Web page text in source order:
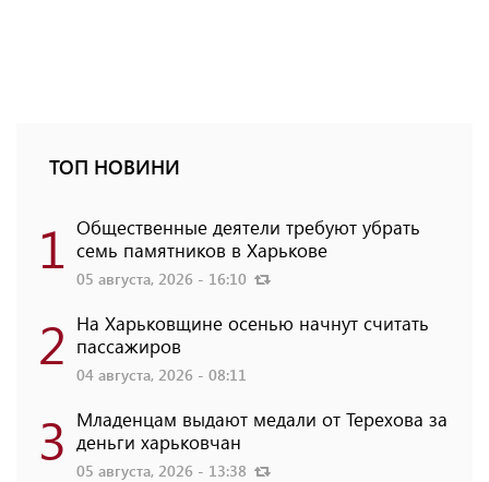
ТОП НОВИНИ
1 Общественные деятели требуют убрать
семь памятников в Харькове
05 августа, 2026 - 16:10
2 На Харьковщине осенью начнут считать
пассажиров
04 августа, 2026 - 08:11
3 Младенцам выдают медали от Терехова за
деньги харьковчан
05 августа, 2026 - 13:38